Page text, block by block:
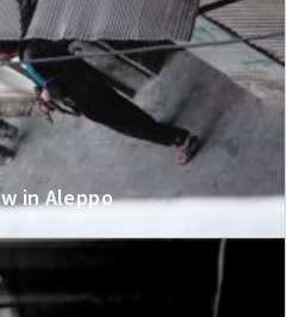
in Aleppo